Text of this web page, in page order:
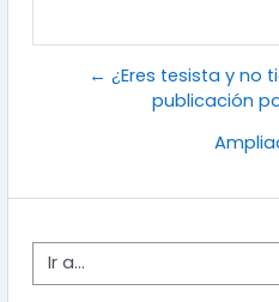
← ¿Eres tesista y no
publicación
Ir a...